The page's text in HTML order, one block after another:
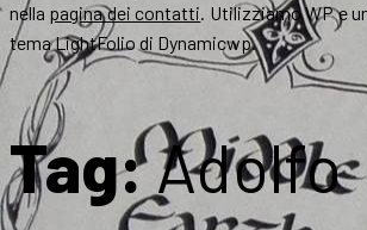
nella pagina dei contatti. Utilizziamo WP e
tema LightFolio di Dynamicwp.
Tag:Adolfo